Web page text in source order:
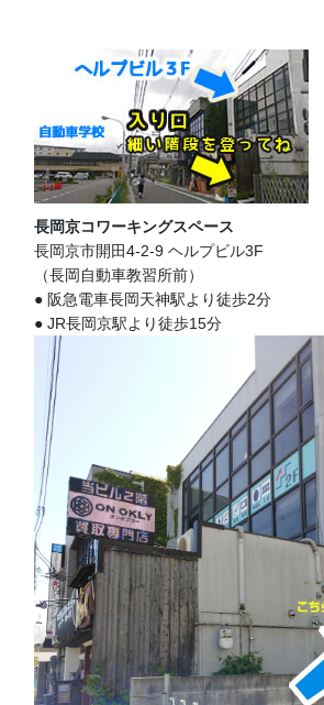
長岡京コワーキングスペース
長岡京市開田4-2-9 ヘルプビル3F
（長岡自動車教習所前）
● 阪急電車長岡天神駅より徒歩2分
● JR長岡京駅より徒歩15分